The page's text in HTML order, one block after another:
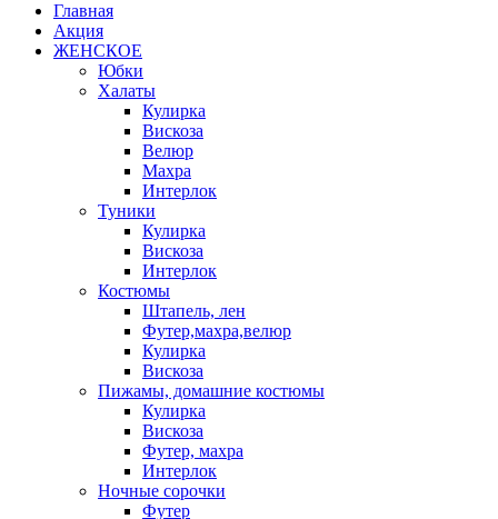
Главная
Акция
ЖЕНСКОЕ
Юбки
Халаты
Кулирка
Вискоза
Велюр
Махра
Интерлок
Туники
Кулирка
Вискоза
Интерлок
Костюмы
Штапель, лен
Футер,махра,велюр
Кулирка
Вискоза
Пижамы, домашние костюмы
Кулирка
Вискоза
Футер, махра
Интерлок
Ночные сорочки
Футер